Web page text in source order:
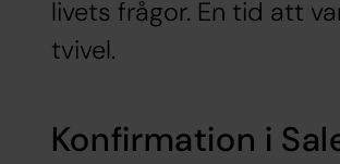
livets frågor. En tid att
tvivel.
Konfirmation i